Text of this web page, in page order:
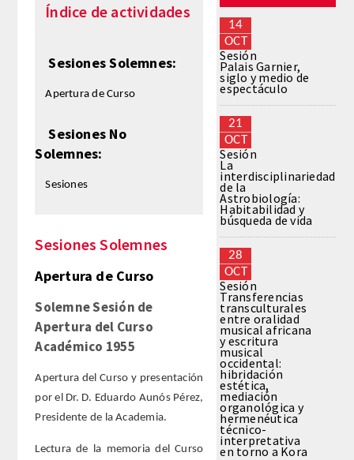
FUNDACIÓN LIBERADE
TEOLOGÍA
HUMANIDADES
DERECHO
MEDICINA
Índice de actividades
Sesiones Solemnes:
Apertura de Curso
Sesiones No
Solemnes:
Sesiones
Sesiones Solemnes
Apertura de Curso
Solemne Sesión de
Apertura del Curso
Académico 1955
Apertura del Curso y presentación
por el Dr. D. Eduardo Aunós Pérez,
Presidente de la Academia.
Lectura de la memoria del Curso
14
OCT
Sesión
Palais Garnier,
siglo y medio de
espectáculo
21
OCT
Sesión
La
interdisciplinariedad
de la
Astrobiología:
Habitabilidad y
búsqueda de vida
28
OCT
Sesión
Transferencias
transculturales
entre oralidad
musical africana
y escritura
musical
occidental:
hibridación
estética,
mediación
organológica y
hermenéutica
técnico-
interpretativa
en torno a Kora